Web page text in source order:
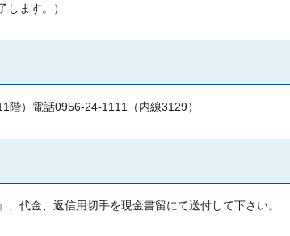
します。）
階）電話0956-24-1111（内線3129）
、代金、返信用切手を現金書留にて送付して下さい。